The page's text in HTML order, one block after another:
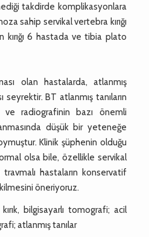
takdirde komplikasyonlara
sahip servikal vertebra kırığı
6 hastada ve tibia plato
olan hastalarda, atlanmış
seyrektir. BT atlanmış tanıların
ve radiografinin bazı önemli
düşük bir yeteneğe
Klinik şüphenin olduğu
olsa bile, özellikle servikal
hastaların konservatif
öneriyoruz.
bilgisayarlı tomografi; acil
atlanmış tanılar